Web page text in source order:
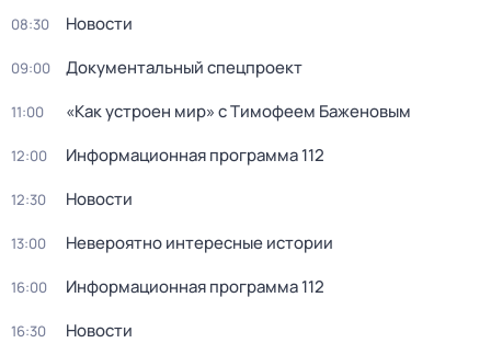
08:30 Новости
09:00 Докyментальный cпецпроект
11:00 «Как устроен мир» с Тимофеем Баженовым
12:00 Информационная программа 112
12:30 Новости
13:00 Невероятно интересные истории
16:00 Информационная программа 112
16:30 Новости